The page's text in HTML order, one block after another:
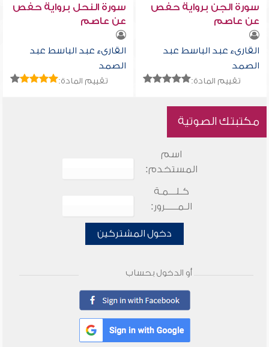
سورة الجن برواية حفص
عن عاصم
القارىء عبد الباسط عبد
الصمد
تقييم المادة:
سورة النحل برواية حفص
عن عاصم
القارىء عبد الباسط عبد
الصمد
تقييم المادة:
مكتبتك الصوتية
اسم
المستخدم:
كـلـــمـة
الـمـــــرور:
دخول المشتركين
أو الدخول بحساب